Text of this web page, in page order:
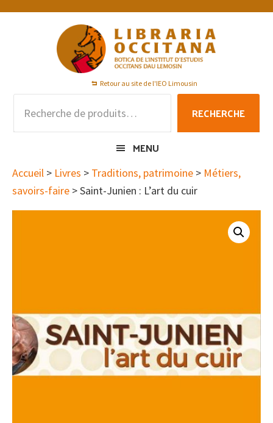
Passer
Passer
Passer
Retour au site de l'IEO Limousin
pour :
RECHERCHE
MENU
Accueil > Livres > Traditions, patrimoine > Métiers,
savoirs-faire > Saint-Junien : L’art du cuir